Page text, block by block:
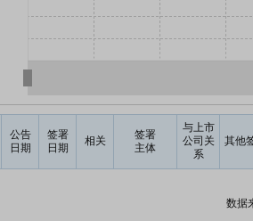
公告
日期
签署
日期
相关
签署
主体
与上市
公司关
系
其他
数据